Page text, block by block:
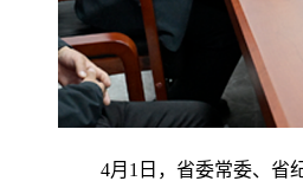
4月1日，省委常委、省